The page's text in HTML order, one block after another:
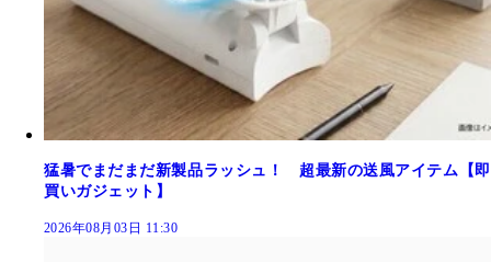
猛暑でまだまだ新製品ラッシュ！ 超最新の送風アイテム【即
買いガジェット】
2026年08月03日 11:30